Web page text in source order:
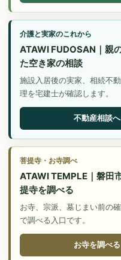
介護と実家のこれから
ATAWI FUDOSAN｜親
た空き家の相談
施設入居後の実家、相続不
理を宅建士が確認します。
不動産相談へ
菩提寺・お寺調べ
ATAWI TEMPLE｜磐田
提寺を調べる
お寺、宗派、墓じまい前の
で調べる入口です。
お寺を調べる